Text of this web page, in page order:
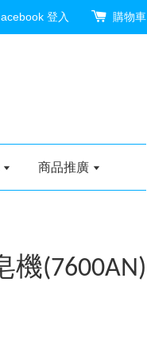
登入 購物車
商品推廣
(7600AN)